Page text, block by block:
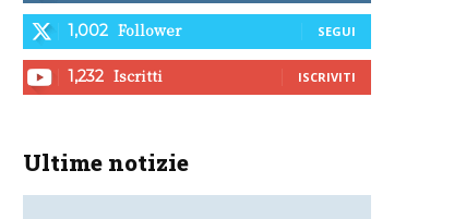
1,002 Follower SEGUI
1,232 Iscritti ISCRIVITI
Ultime notizie